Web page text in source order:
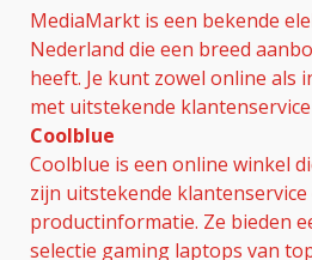
MediaMarkt is een bekende
Nederland die een breed
heeft. Je kunt zowel online als
met uitstekende
Coolblue
Coolblue is een online winkel
zijn uitstekende klantenservice
productinformatie. Ze bieden
selectie gaming laptops van